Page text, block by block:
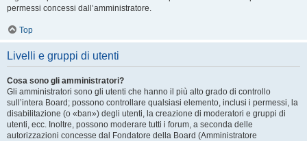
permessi concessi dall’amministratore.
Top
Livelli e gruppi di utenti
Cosa sono gli amministratori?
Gli amministratori sono gli utenti che hanno il più alto grado di controllo
sull’intera Board; possono controllare qualsiasi elemento, inclusi i permessi, la
disabilitazione (o «ban») degli utenti, la creazione di moderatori e gruppi di
utenti, ecc. Inoltre, possono moderare tutti i forum, a seconda delle
autorizzazioni concesse dal Fondatore della Board (Amministratore